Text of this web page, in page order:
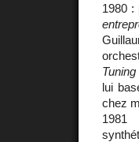
1980 :
Tuning
lui
chez
1981